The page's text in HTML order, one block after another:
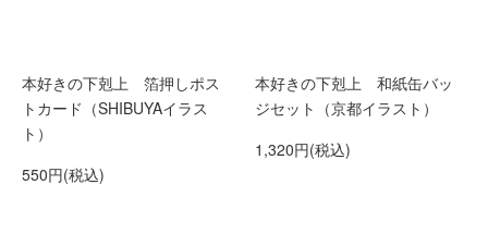
本好きの下剋上 箔押しポス
トカード（SHIBUYAイラス
ト）
550円(税込)
本好きの下剋上 和紙缶バッ
ジセット（京都イラスト）
1,320円(税込)